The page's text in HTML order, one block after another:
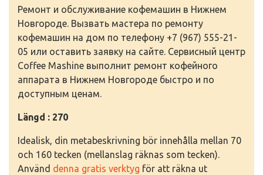
Ремонт и обслуживание кофемашин в Нижнем
Новгороде. Вызвать мастера по ремонту
кофемашин на дом по телефону +7 (967) 555-21-
05 или оставить заявку на сайте. Сервисный центр
Coffee Mashine выполнит ремонт кофейного
аппарата в Нижнем Новгороде быстро и по
доступным ценам.
Längd : 270
Idealisk, din metabeskrivning bör innehålla mellan 70
och 160 tecken (mellanslag räknas som tecken).
Använd denna gratis verktyg för att räkna ut